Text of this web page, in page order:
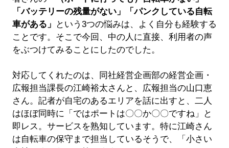
「バッテリーの残量がない」「パンクしている自転
車がある」
という3つの悩みは、よく自分も経験する
ことです。そこで今回、中の人に直接、利用者の声
をぶつけてみることにしたのでした。
対応してくれたのは、同社経営企画部の経営企画・
広報担当課長の江崎裕太さんと、広報担当の山口恵
さん。記者が自宅のあるエリアを話に出すと、二人
はほぼ同時に「ではポートは〇〇か〇〇ですね」と
即レス。サービスを熟知しています。特に江崎さん
は自転車の保守まで担当しているそうで、「小さい